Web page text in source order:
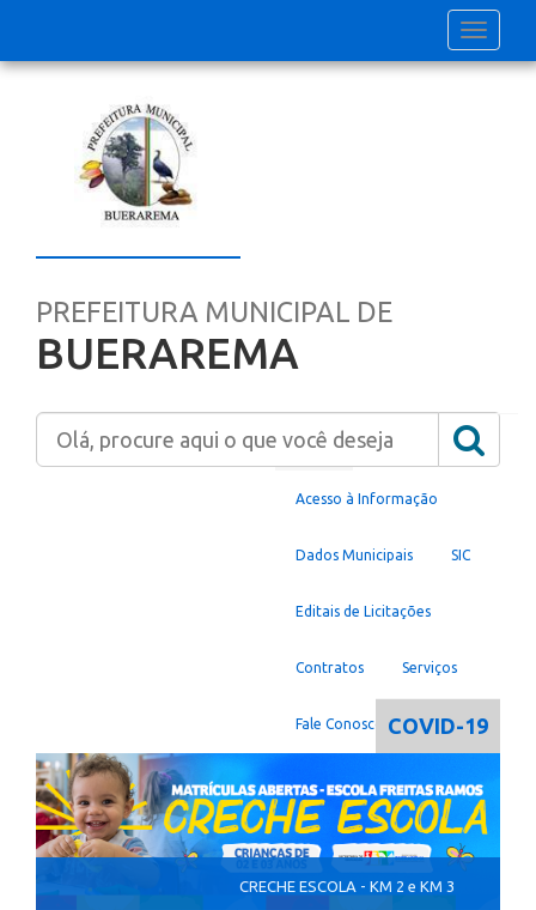
Toggle
PREFEITURA MUNICIPAL DE
BUERAREMA
Home
Acesso à Informação
Dados Municipais SIC
Editais de Licitações
Contratos Serviços
Fale Conosco COVID-19
CRECHE ESCOLA - KM 2 e KM 3
AGOSTO LILÁS - Mês de